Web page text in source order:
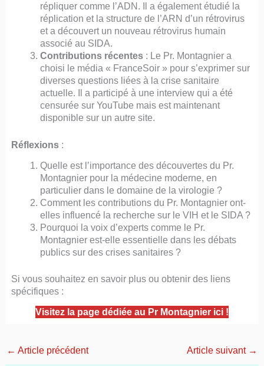
répliquer comme l’ADN. Il a également étudié la
réplication et la structure de l’ARN d’un rétrovirus
et a découvert un nouveau rétrovirus humain
associé au SIDA.
Contributions récentes : Le Pr. Montagnier a
choisi le média « FranceSoir » pour s’exprimer sur
diverses questions liées à la crise sanitaire
actuelle. Il a participé à une interview qui a été
censurée sur YouTube mais est maintenant
disponible sur un autre site.
Réflexions:
Quelle est l’importance des découvertes du Pr.
Montagnier pour la médecine moderne, en
particulier dans le domaine de la virologie ?
Comment les contributions du Pr. Montagnier ont-
elles influencé la recherche sur le VIH et le SIDA ?
Pourquoi la voix d’experts comme le Pr.
Montagnier est-elle essentielle dans les débats
publics sur des crises sanitaires ?
Si vous souhaitez en savoir plus ou obtenir des liens
spécifiques :
Visitez la page dédiée au Pr Montagnier ici !
← Article précédent Article suivant →